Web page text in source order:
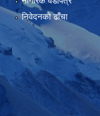
निवेदनको ढाँचा